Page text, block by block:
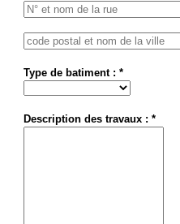
Type de batiment : *
Description des travaux : *